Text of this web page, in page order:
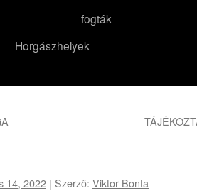
fogták
Horgászhelyek
14, 2022 | Szerző: Viktor Bonta